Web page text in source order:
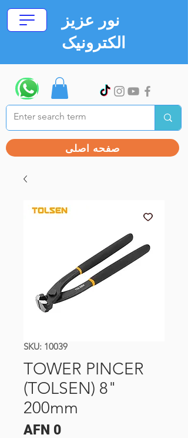
نور عزیز
الکترونیک
صفحه اصلی
SKU: 10039
TOWER PINCER
(TOLSEN) 8"
200mm
AFN 0Price